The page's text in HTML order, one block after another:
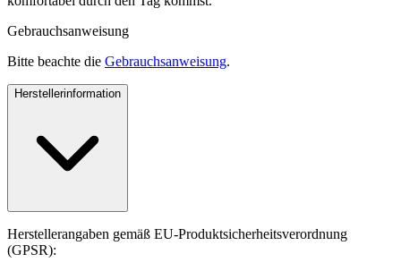
Gebrauchsanweisung
Bitte beachte die Gebrauchsanweisung.
Herstellerinformation
Herstellerangaben gemäß EU-Produktsicherheitsverordnung
(GPSR):